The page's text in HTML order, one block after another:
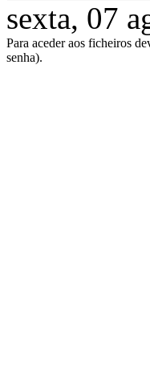
sexta, 07
Para aceder aos ficheiros
senha).